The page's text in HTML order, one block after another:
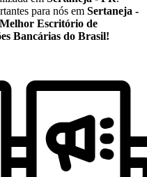
para nós em Sertaneja -
Melhor Escritório de
Bancárias do Brasil!